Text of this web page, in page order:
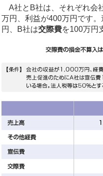
A社とB社は、それぞれ会
万円、利益が400万円です
円、B社は交際費を100万円